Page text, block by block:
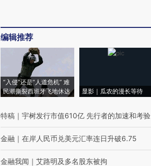
编辑推荐
“入侵”还是“人道危机” 难
民潮撕裂西班牙飞地休达
显影｜瓜农的漫长等待
特稿 ｜ 宇树发行市值610亿 先行者的加速和考验
金融 ｜ 在岸人民币兑美元汇率连日升破6.75
金融我闻 ｜ 艾路明及多名股东被拘